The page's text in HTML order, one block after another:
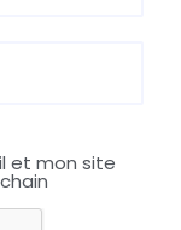
et mon site